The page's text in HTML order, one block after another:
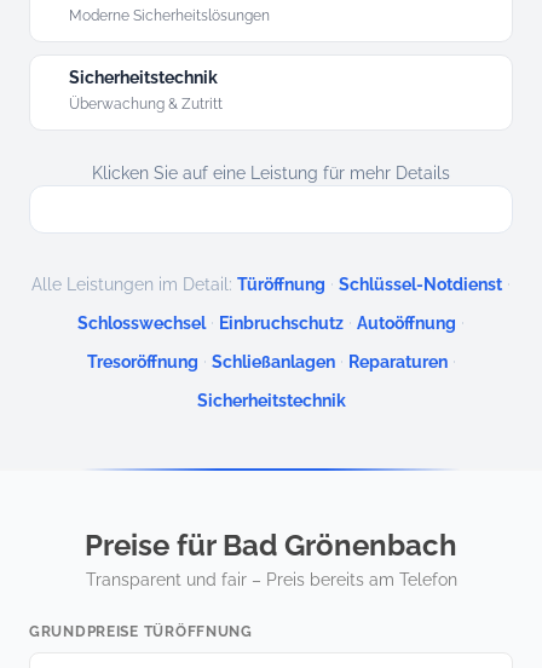
Moderne Sicherheitslösungen
Sicherheitstechnik
Überwachung & Zutritt
Klicken Sie auf eine Leistung für mehr Details
Alle Leistungen im Detail: Türöffnung · Schlüssel-Notdienst ·
Schlosswechsel · Einbruchschutz · Autoöffnung ·
Tresoröffnung · Schließanlagen · Reparaturen ·
Sicherheitstechnik
Preise für Bad Grönenbach
Transparent und fair – Preis bereits am Telefon
GRUNDPREISE TÜRÖFFNUNG